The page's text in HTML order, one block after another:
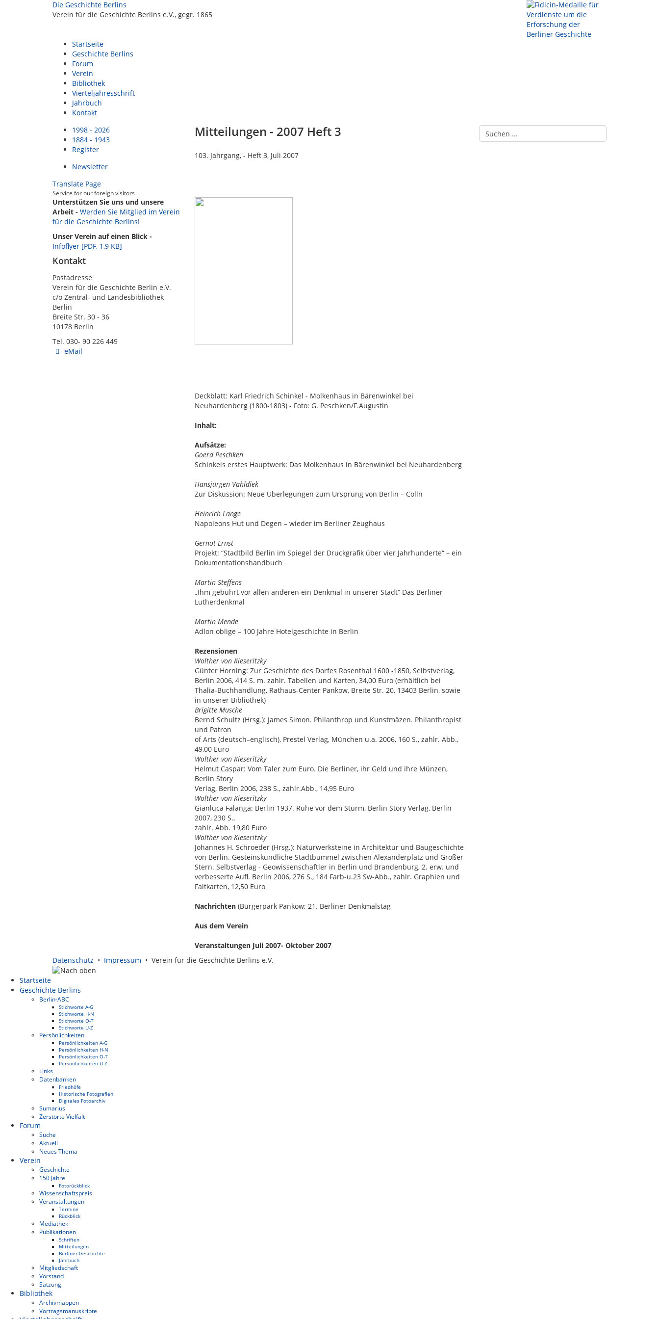
Die Geschichte Berlins
Verein für die Geschichte Berlins e.V., gegr. 1865
Startseite
Geschichte Berlins
Forum
Verein
Bibliothek
Vierteljahresschrift
Jahrbuch
Kontakt
1998 - 2026
1884 - 1943
Register
Newsletter
Translate Page
Service for our foreign visitors
Unterstützen Sie uns und unsere
Arbeit - Werden Sie Mitglied im Verein
für die Geschichte Berlins!
Unser Verein auf einen Blick -
Infoflyer [PDF, 1,9 KB]
Kontakt
Postadresse
Verein für die Geschichte Berlin e.V.
c/o Zentral- und Landesbibliothek
Berlin
Breite Str. 30 - 36
10178 Berlin
Tel. 030- 90 226 449
eMail
Mitteilungen - 2007 Heft 3
103. Jahrgang, - Heft 3, Juli 2007
Deckblatt: Karl Friedrich Schinkel - Molkenhaus in Bärenwinkel bei
Neuhardenberg (1800-1803) - Foto: G. Peschken/F.Augustin
Inhalt:
Aufsätze:
Goerd Peschken
Schinkels erstes Hauptwerk: Das Molkenhaus in Bärenwinkel bei Neuhardenberg
Hansjürgen Vahldiek
Zur Diskussion: Neue Überlegungen zum Ursprung von Berlin – Cölln
Heinrich Lange
Napoleons Hut und Degen – wieder im Berliner Zeughaus
Gernot Ernst
Projekt: “Stadtbild Berlin im Spiegel der Druckgrafik über vier Jahrhunderte“ – ein
Dokumentationshandbuch
Martin Steffens
„Ihm gebührt vor allen anderen ein Denkmal in unserer Stadt“ Das Berliner
Lutherdenkmal
Martin Mende
Adlon oblige – 100 Jahre Hotelgeschichte in Berlin
Rezensionen
Wolther von Kieseritzky
Günter Horning: Zur Geschichte des Dorfes Rosenthal 1600 -1850, Selbstverlag,
Berlin 2006, 414 S. m. zahlr. Tabellen und Karten, 34,00 Euro (erhältlich bei
Thalia-Buchhandlung, Rathaus-Center Pankow, Breite Str. 20, 13403 Berlin, sowie
in unserer Bibliothek)
Brigitte Musche
Bernd Schultz (Hrsg.): James Simon. Philanthrop und Kunstmäzen. Philanthropist
und Patron
of Arts (deutsch–englisch), Prestel Verlag, München u.a. 2006, 160 S., zahlr. Abb.,
49,00 Euro
Wolther von Kieseritzky
Helmut Caspar: Vom Taler zum Euro. Die Berliner, ihr Geld und ihre Münzen,
Berlin Story
Verlag, Berlin 2006, 238 S., zahlr.Abb., 14,95 Euro
Wolther von Kieseritzky
Gianluca Falanga: Berlin 1937. Ruhe vor dem Sturm, Berlin Story Verlag, Berlin
2007, 230 S.,
zahlr. Abb. 19,80 Euro
Wolther von Kieseritzky
Johannes H. Schroeder (Hrsg.): Naturwerksteine in Architektur und Baugeschichte
von Berlin. Gesteinskundliche Stadtbummel zwischen Alexanderplatz und Großer
Stern. Selbstverlag - Geowissenschaftler in Berlin und Brandenburg, 2. erw. und
verbesserte Aufl. Berlin 2006, 276 S., 184 Farb-u.23 Sw-Abb., zahlr. Graphien und
Faltkarten, 12,50 Euro
Nachrichten (Bürgerpark Pankow; 21. Berliner Denkmalstag
Aus dem Verein
Veranstaltungen Juli 2007- Oktober 2007
Datenschutz • Impressum • Verein für die Geschichte Berlins e.V.
Startseite
Geschichte Berlins
Berlin-ABC
Stichworte A-G
Stichworte H-N
Stichworte O-T
Stichworte U-Z
Persönlichkeiten
Persönlichkeiten A-G
Persönlichkeiten H-N
Persönlichkeiten O-T
Persönlichkeiten U-Z
Links
Datenbanken
Friedhöfe
Historische Fotografien
Digitales Fotoarchiv
Sumarius
Zerstörte Vielfalt
Forum
Suche
Aktuell
Neues Thema
Verein
Geschichte
150 Jahre
Fotorückblick
Wissenschaftspreis
Veranstaltungen
Termine
Rückblick
Mediathek
Publikationen
Schriften
Mitteilungen
Berliner Geschichte
Jahrbuch
Mitgliedschaft
Vorstand
Satzung
Bibliothek
Archivmappen
Vortragsmanuskripte